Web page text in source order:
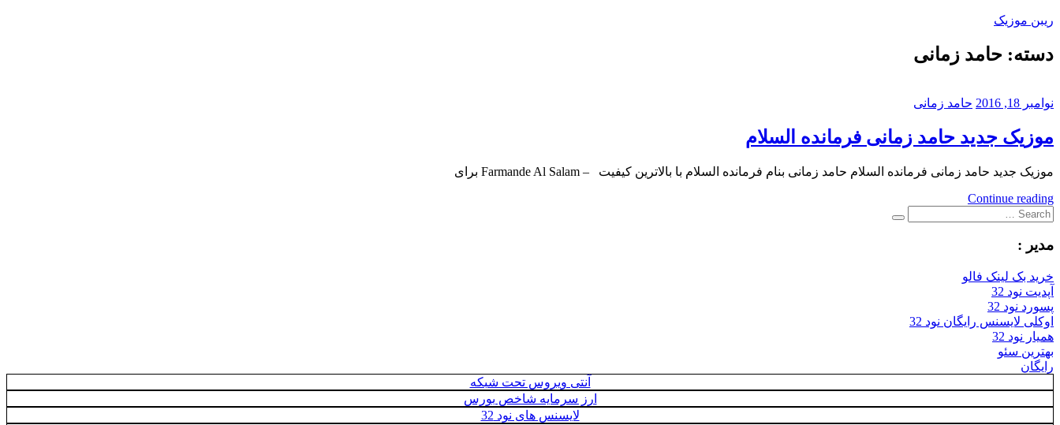
Skip
ریبن موزیک
دانلود
دسته: حامد زمانی
نوامبر 18, 2016 حامد زمانی
موزیک جدید حامد زمانی فرمانده السلام
موزیک جدید حامد زمانی فرمانده السلام حامد زمانی بنام فرمانده السلام با بالاترین کیفیت – Farmande Al Salam برای
Continue reading
Search
for:
Search
مدیر :
خرید بک لینک فالو
آپدیت نود 32
پسورد نود 32
اوکلی لایسنس رایگان نود 32
همیار نود 32
بهترین سئو
رایگان
آنتی ویروس تحت شبکه
ارز سرمایه شاخص بورس
لایسنس های نود 32